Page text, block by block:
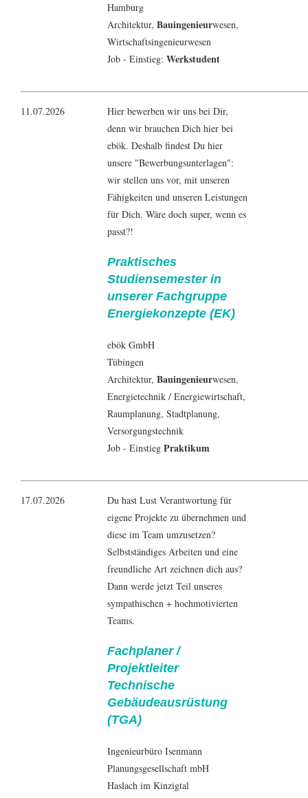
Hamburg
Architektur, Bauingenieurwesen,
Wirtschaftsingenieurwesen
Job - Einstieg: Werkstudent
11.07.2026
Hier bewerben wir uns bei Dir,
denn wir brauchen Dich hier bei
ebök. Deshalb findest Du hier
unsere "Bewerbungsunterlagen":
wir stellen uns vor, mit unseren
Fähigkeiten und unseren Leistungen
für Dich. Wäre doch super, wenn es
passt?!
Praktisches
Studiensemester in
unserer Fachgruppe
Energiekonzepte (EK)
ebök GmbH
Tübingen
Architektur, Bauingenieurwesen,
Energietechnik / Energiewirtschaft,
Raumplanung, Stadtplanung,
Versorgungstechnik
Job - Einstieg Praktikum
17.07.2026
Du hast Lust Verantwortung für
eigene Projekte zu übernehmen und
diese im Team umzusetzen?
Selbstständiges Arbeiten und eine
freundliche Art zeichnen dich aus?
Dann werde jetzt Teil unseres
sympathischen + hochmotivierten
Teams.
Fachplaner /
Projektleiter
Technische
Gebäudeausrüstung
(TGA)
Ingenieurbüro Isenmann
Planungsgesellschaft mbH
Haslach im Kinzigtal